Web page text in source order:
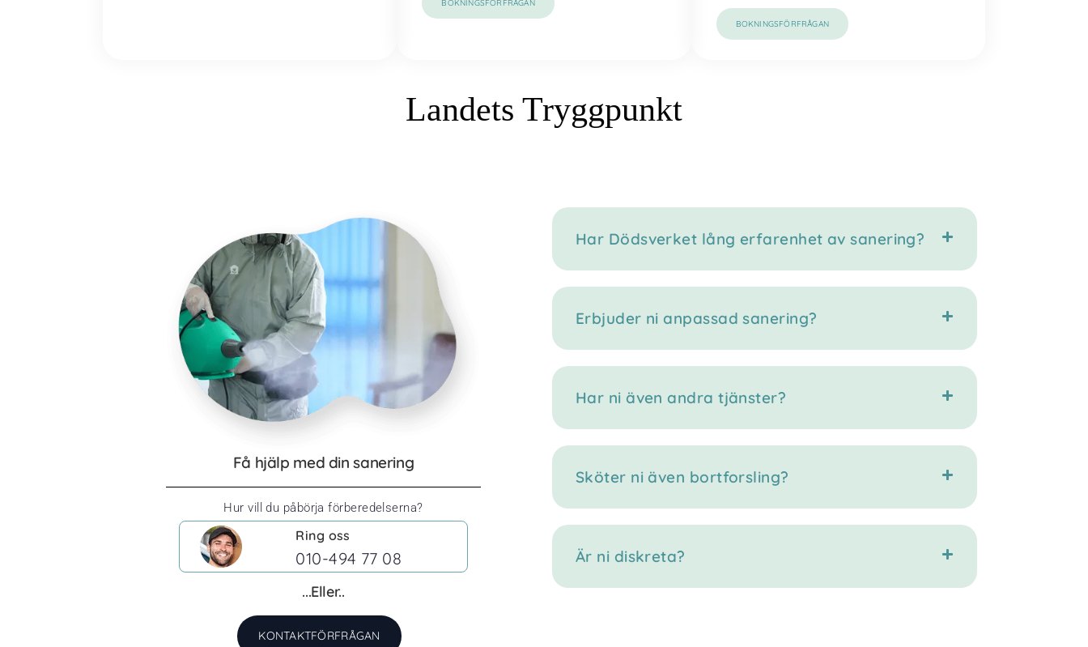
BOKNINGSFÖRFRÅGAN
BOKNINGSFÖRFRÅGAN
Landets Tryggpunkt
Få hjälp med din sanering
Hur vill du påbörja förberedelserna?
Ring oss
010-494 77 08
...Eller..
KONTAKTFÖRFRÅGAN
Har Dödsverket lång erfarenhet av sanering?
Erbjuder ni anpassad sanering?
Har ni även andra tjänster?
Sköter ni även bortforsling?
Är ni diskreta?